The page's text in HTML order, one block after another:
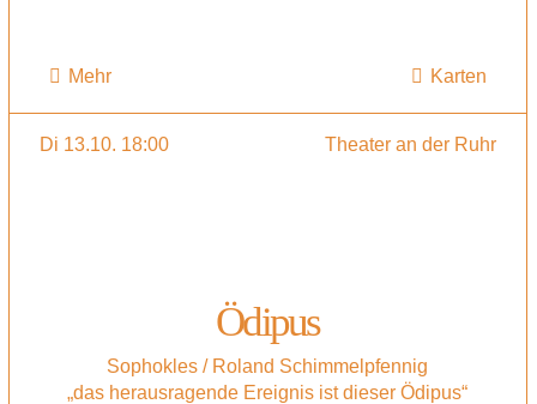
Mehr Karten
Di 13.10. 18:00 Theater an der Ruhr
Ödipus
Sophokles / Roland Schimmelpfennig
„das herausragende Ereignis ist dieser Ödipus“